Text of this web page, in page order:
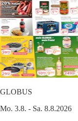
GLOBUS
Mo. 3.8. - Sa. 8.8.2026